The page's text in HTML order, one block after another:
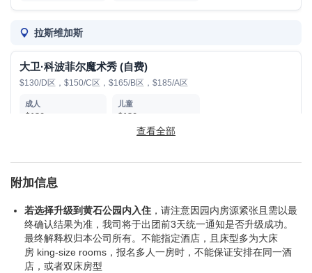
拉斯维加斯
大卫·科波菲尔魔术秀 (自费)
$130/D区，$150/C区，$165/B区，$185/A区
$130 $130
奇幻歌舞秀 (自费)
豪客摩天轮 (自费)
6人以上成团
查看全部
附加信息
若选择升级到黄石公园内入住 ，请注意因园内房源紧张且需以最
终确认结果为准，我司将于出团前3天统一通知是否升级成功。
最终解释权归本公司所有。不能指定酒店，且床型多为大床
房 king-size rooms，报名多人一房时，不能保证安排在同一酒
店，或者双床房型